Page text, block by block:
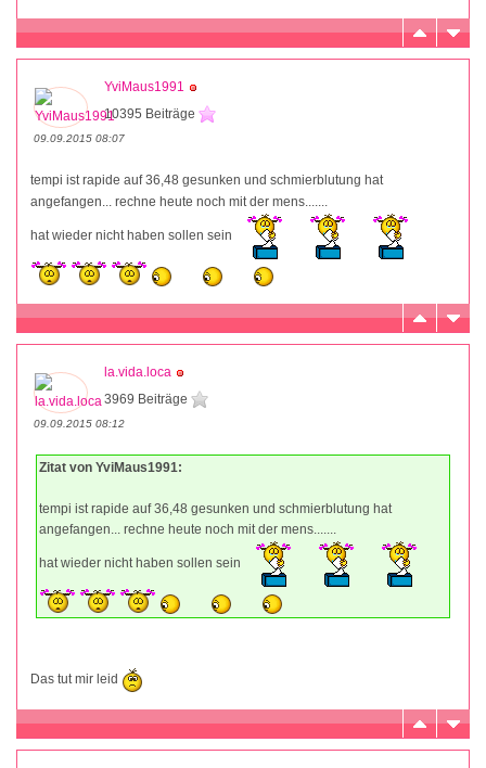
YviMaus1991
10395 Beiträge
09.09.2015 08:07
tempi ist rapide auf 36,48 gesunken und schmierblutung hat
angefangen... rechne heute noch mit der mens.......
hat wieder nicht haben sollen sein
la.vida.loca
3969 Beiträge
09.09.2015 08:12
Zitat von YviMaus1991:
tempi ist rapide auf 36,48 gesunken und schmierblutung hat
angefangen... rechne heute noch mit der mens.......
hat wieder nicht haben sollen sein
Das tut mir leid